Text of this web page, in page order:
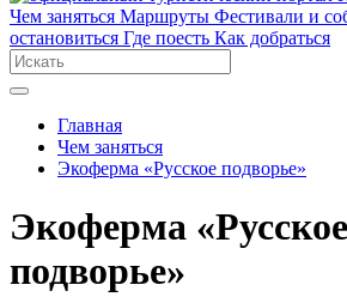
Чем заняться Маршруты Фестивали и
остановиться Где поесть Как добраться
Главная
Чем заняться
Экоферма «Русское подворье»
Экоферма «Русское
подворье»